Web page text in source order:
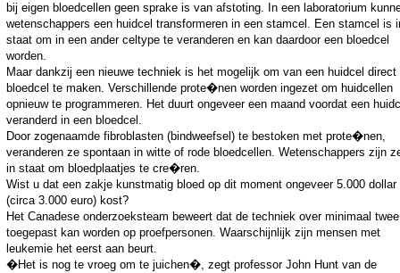
bij eigen bloedcellen geen sprake is van afstoting. In een laboratorium
wetenschappers een huidcel transformeren in een stamcel. Een stamcel is
staat om in een ander celtype te veranderen en kan daardoor een bloedcel
worden.
Maar dankzij een nieuwe techniek is het mogelijk om van een huidcel direct
bloedcel te maken. Verschillende prote�nen worden ingezet om huidcellen
opnieuw te programmeren. Het duurt ongeveer een maand voordat een
veranderd in een bloedcel.
Door zogenaamde fibroblasten (bindweefsel) te bestoken met prote�nen,
veranderen ze spontaan in witte of rode bloedcellen. Wetenschappers zijn
in staat om bloedplaatjes te cre�ren.
Wist u dat een zakje kunstmatig bloed op dit moment ongeveer 5.000 dollar
(circa 3.000 euro) kost?
Het Canadese onderzoeksteam beweert dat de techniek over minimaal
toegepast kan worden op proefpersonen. Waarschijnlijk zijn mensen met
leukemie het eerst aan beurt.
�Het is nog te vroeg om te juichen�, zegt professor John Hunt van de